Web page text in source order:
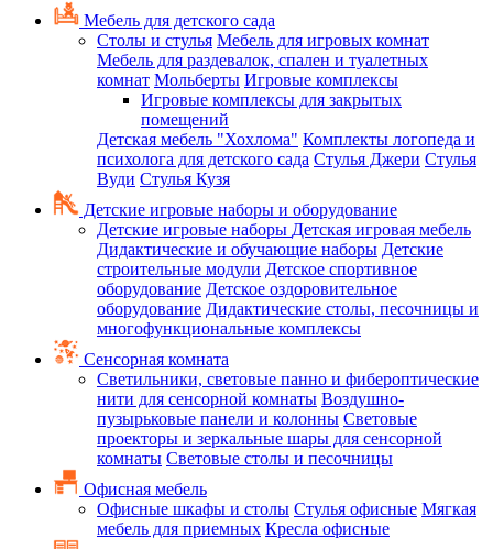
Мебель для детского сада
Столы и стулья Мебель для игровых комнат
Мебель для раздевалок, спален и туалетных
комнат Мольберты Игровые комплексы
Игровые комплексы для закрытых
помещений
Детская мебель "Хохлома" Комплекты логопеда и
психолога для детского сада Стулья Джери Стулья
Вуди Стулья Кузя
Детские игровые наборы и оборудование
Детские игровые наборы Детская игровая мебель
Дидактические и обучающие наборы Детские
строительные модули Детское спортивное
оборудование Детское оздоровительное
оборудование Дидактические столы, песочницы и
многофункциональные комплексы
Сенсорная комната
Светильники, световые панно и фибероптические
нити для сенсорной комнаты Воздушно-
пузырьковые панели и колонны Световые
проекторы и зеркальные шары для сенсорной
комнаты Световые столы и песочницы
Офисная мебель
Офисные шкафы и столы Стулья офисные Мягкая
мебель для приемных Кресла офисные